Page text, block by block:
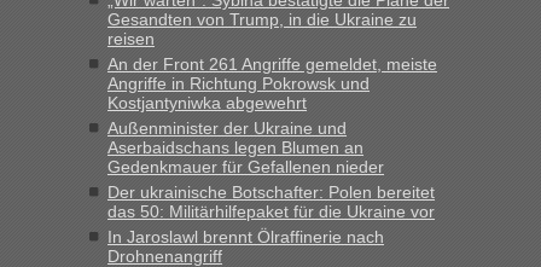
in Krakowez mit dem Kleinbus. Abfertigung ging dann
schnell da auch Passagiere mit EU-Pass dabei waren“
Bernd D-UAinBerichte und Reisetipps • Re: An welchem
Grenzübergang zwischen Polen und der Ukraine geht es am
schnellsten?
„Bin am Montag 15.6.26 um 8 Uhr in Urgyniw ausgereist,
das erste Mal an einem Montagmorgen ca. 15 Fahrzeuge
vor mir, bin sonst der Erste oder Zweite, egal, nach ca 20
Minuten wurde dann die nächste Welle...“
Gesandten von Trump, in die Ukraine zu
reisen
An der Front 261 Angriffe gemeldet, meiste
Angriffe in Richtung Pokrowsk und
Kostjantyniwka abgewehrt
Außenminister der Ukraine und
Aserbaidschans legen Blumen an
Gedenkmauer für Gefallenen nieder
Der ukrainische Botschafter: Polen bereitet
das 50: Militärhilfepaket für die Ukraine vor
In Jaroslawl brennt Ölraffinerie nach
Drohnenangriff